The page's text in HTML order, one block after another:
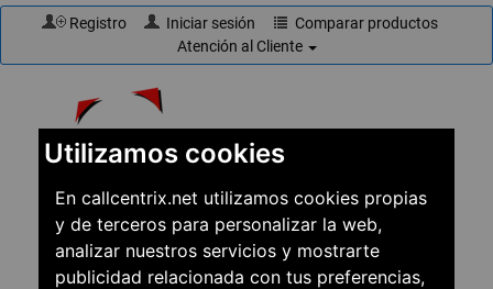
Utilizamos cookies
En callcentrix.net utilizamos cookies propias
y de terceros para personalizar la web,
analizar nuestros servicios y mostrarte
publicidad relacionada con tus preferencias,
Registro Iniciar sesión
Comparar productos
Atención al Cliente
☎910 61 60 15